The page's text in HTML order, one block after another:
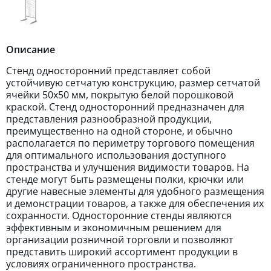
Описание
Стенд односторонний представляет собой
устойчивую сетчатую конструкцию, размер сетчатой
ячейки 50х50 мм, покрытую белой порошковой
краской. Стенд односторонний предназначен для
представления разнообразной продукции,
преимущественно на одной стороне, и обычно
располагается по периметру торгового помещения
для оптимального использования доступного
пространства и улучшения видимости товаров. На
стенде могут быть размещены полки, крючки или
другие навесные элементы для удобного размещения
и демонстрации товаров, а также для обеспечения их
сохранности. Односторонние стенды являются
эффективным и экономичным решением для
организации розничной торговли и позволяют
представить широкий ассортимент продукции в
условиях ограниченного пространства.